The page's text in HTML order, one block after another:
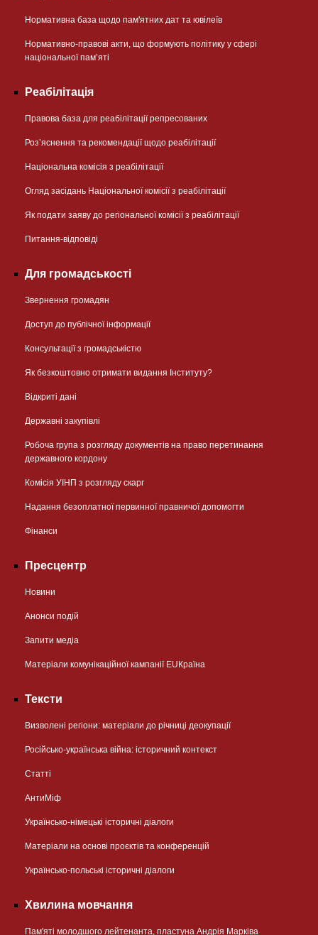
Нормативна база щодо пам'ятних дат та ювілеїв
Нормативно-правові акти, що формують політику у сфері
національної памʼяті
Реабілітація
Правова база для реабілітації репресованих
Розʼяснення та рекомендації щодо реабілітації
Національна комісія з реабілітації
Огляд засідань Національної комісії з реабілітації
Як подати заяву до регіональної комісії з реабілітації
Питання-відповіді
Для громадськості
Звернення громадян
Доступ до публічної інформації
Консультації з громадськістю
Як безкоштовно отримати видання Інституту?
Відкриті дані
Державні закупівлі
Робоча група з розгляду документів на право перетинання
державного кордону
Комісія УІНП з розгляду скарг
Надання безоплатної первинної правничої допомогти
Фінанси
Пресцентр
Новини
Анонси подій
Запити медіа
Матеріали комунікаційної кампанії EUКраїна
Тексти
Визволені регіони: матеріали до річниці деокупації
Російсько-українська війна: історичний контекст
Статті
АнтиМіф
Українсько-німецькі історичні діалоги
Матеріали на основі проєктів та конференцій
Українсько-польські історичні діалоги
Хвилина мовчання
Пам'яті молодшого лейтенанта, пластуна Андрія Марківа